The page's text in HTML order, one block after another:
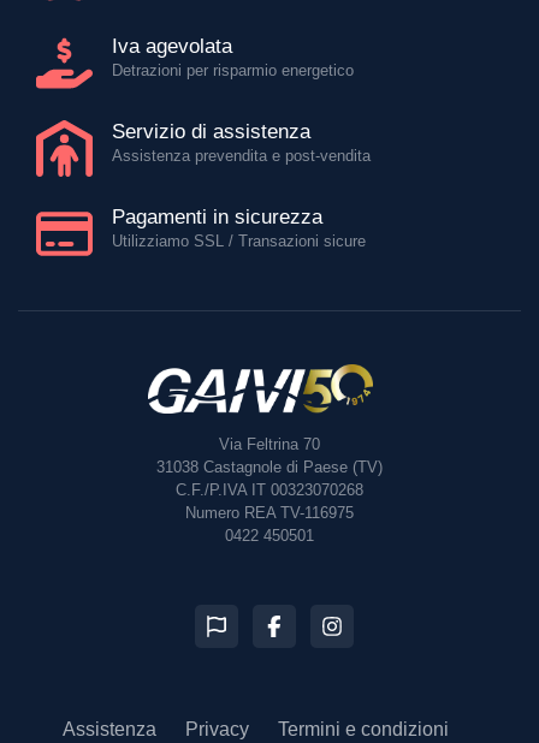
Iva agevolata
Detrazioni per risparmio energetico
Servizio di assistenza
Assistenza prevendita e post-vendita
Pagamenti in sicurezza
Utilizziamo SSL / Transazioni sicure
Via Feltrina 70
31038 Castagnole di Paese (TV)
C.F./P.IVA IT 00323070268
Numero REA TV-116975
0422 450501
Assistenza Privacy Termini e condizioni